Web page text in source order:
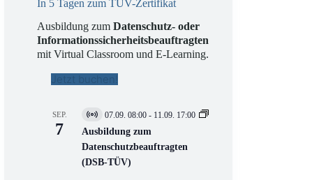
In 5 Tagen zum TÜV-Zertifikat
Ausbildung zumDatenschutz- oder
Informationssicherheitsbeauftragten
mit Virtual Classroom und E-Learning.
Jetzt buchen!
SEP.
7
V
i
t
u
07.09. 08:00 - 11.09. 17:00
Ausbildung zum
Datenschutzbeauftragten
(DSB-TÜV)